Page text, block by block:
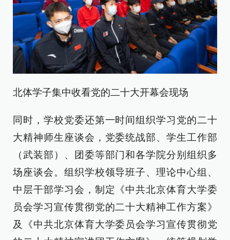
北体学子集中收看党的二十大开幕会现场
同时，学校党委还第一时间组织学习党的二十
大精神师生座谈会，党委统战部、学生工作部
（武装部）、团委等部门和各学院分别组织多
场座谈会。组织学校领导班子、理论中心组、
中层干部学习会，制定《中共北京体育大学委
员会学习宣传贯彻党的二十大精神工作方案》
及《中共北京体育大学委员会学习宣传贯彻党